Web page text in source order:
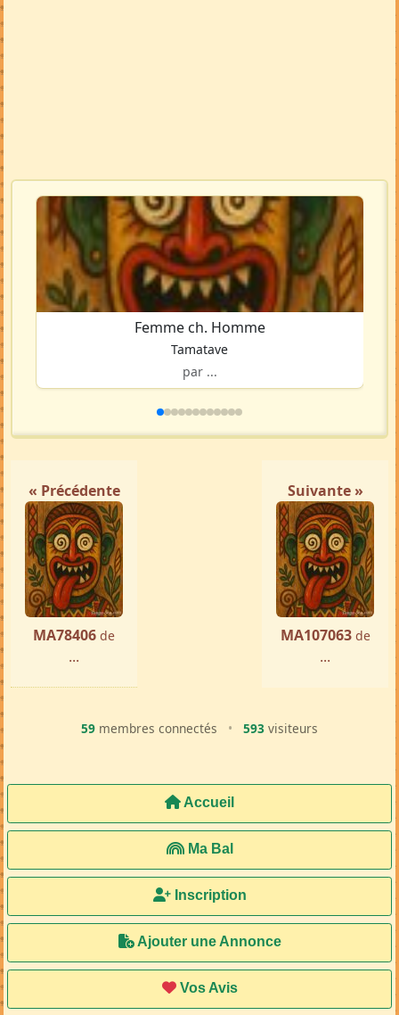
Femme ch. Homme
Tamatave
par ...
« Précédente
MA78406 de
...
Suivante »
MA107063 de
...
59 membres connectés • 593 visiteurs
Accueil
Ma Bal
Inscription
Ajouter une Annonce
Vos Avis